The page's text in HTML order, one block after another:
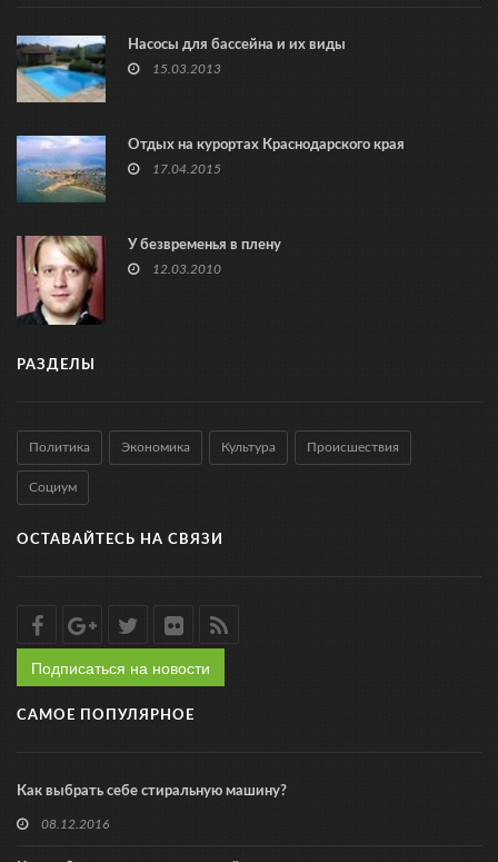
Насосы для бассейна и их виды
15.03.2013
Отдых на курортах Краснодарского края
17.04.2015
У безвременья в плену
12.03.2010
РАЗДЕЛЫ
Политика Экономика Культура Происшествия
Социум
ОСТАВАЙТЕСЬ НА СВЯЗИ
Подписаться на новости
САМОЕ ПОПУЛЯРНОЕ
Как выбрать себе стиральную машину?
08.12.2016